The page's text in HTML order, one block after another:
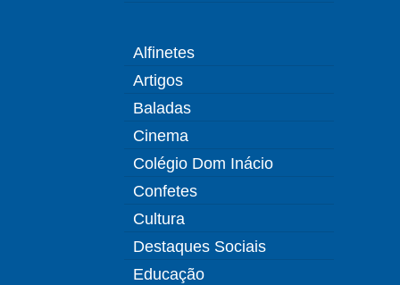
Alfinetes
Artigos
Baladas
Cinema
Colégio Dom Inácio
Confetes
Cultura
Destaques Sociais
Educação